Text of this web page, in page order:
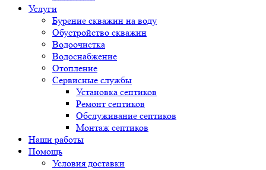
Услуги
Бурение скважин на воду
Обустройство скважин
Водоочистка
Водоснабжение
Отопление
Сервисные службы
Установка септиков
Ремонт септиков
Обслуживание септиков
Монтаж септиков
Наши работы
Помощь
Условия доставки